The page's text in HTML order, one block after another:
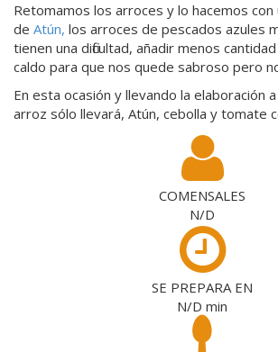
Retomamos los arroces y lo hacemos con
de Atún, los arroces de pescados azules
tienen una dificultad, añadir menos
caldo para que nos quede sabroso pero
En esta ocasión y llevando la elaboración
arroz sólo llevará, Atún, cebolla y tomate
COMENSALES
N/D
SE PREPARA EN
N/D min